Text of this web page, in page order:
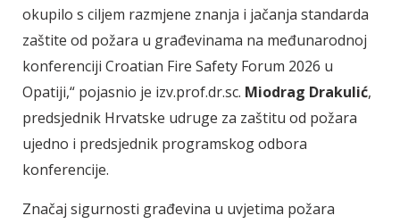
okupilo s ciljem razmjene znanja i jačanja standarda
zaštite od požara u građevinama na međunarodnoj
konferenciji Croatian Fire Safety Forum 2026 u
Opatiji,“ pojasnio je izv.prof.dr.sc. Miodrag Drakulić,
predsjednik Hrvatske udruge za zaštitu od požara
ujedno i predsjednik programskog odbora
konferencije.
Značaj sigurnosti građevina u uvjetima požara